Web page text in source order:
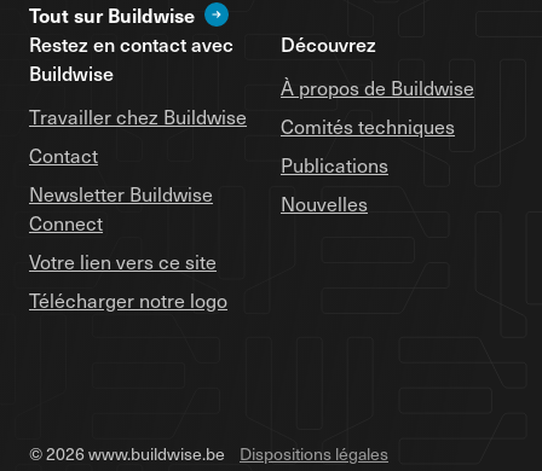
Tout sur Buildwise
Restez en contact avec
Buildwise
Travailler chez Buildwise
Contact
Newsletter Buildwise
Connect
Votre lien vers ce site
Télécharger notre logo
Découvrez
À propos de Buildwise
Comités techniques
Publications
Nouvelles
© 2026 www.buildwise.be Dispositions légales